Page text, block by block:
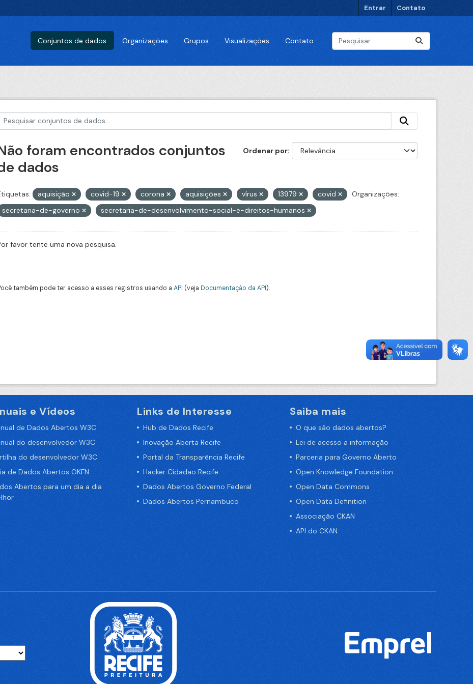
Entrar Contato
Conjuntos de dados Organizações Grupos Visualizações Contato
Ordenar por
foram encontrados conjuntos
dados
aquisição covid-19 corona aquisições vírus 13979 covid
Organizações:
secretaria-de-governo
secretaria-de-desenvolvimento-social-e-direitos-humanos
favor tente uma nova pesquisa.
também pode ter acesso a esses registros usando a API (veja Documentação da API).
e Vídeos
de Dados Abertos W3C
do desenvolvedor W3C
do desenvolvedor W3C
de Dados Abertos OKFN
Abertos para um dia a dia
Links de Interesse
Hub de Dados Recife
Inovação Aberta Recife
Portal da Transparência Recife
Hacker Cidadão Recife
Dados Abertos Governo Federal
Dados Abertos Pernambuco
Saiba mais
O que são dados abertos?
Lei de acesso a informação
Parceria para Governo Aberto
Open Knowledge Foundation
Open Data Commons
Open Data Definition
Associação CKAN
API do CKAN